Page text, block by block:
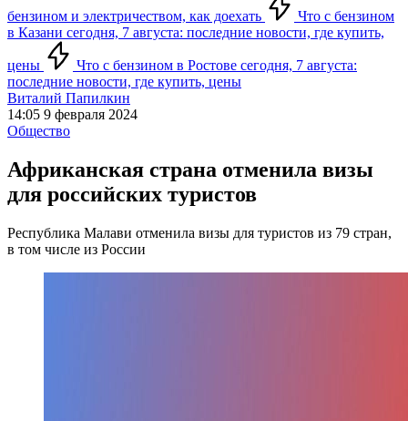
бензином и электричеством, как доехать
Что с бензином
в Казани сегодня, 7 августа: последние новости, где купить,
цены
Что с бензином в Ростове сегодня, 7 августа:
последние новости, где купить, цены
Виталий Папилкин
14:05 9 февраля 2024
Общество
Африканская страна отменила визы
для российских туристов
Республика Малави отменила визы для туристов из 79 стран,
в том числе из России